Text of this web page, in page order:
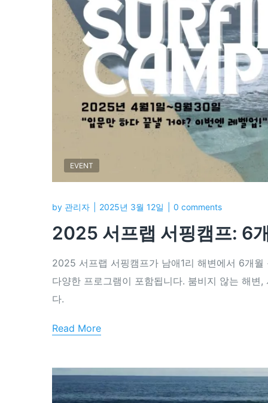
EVENT
by 관리자 2025년 3월 12일 0 comments
2025 서프랩 서핑캠프: 6
2025 서프랩 서핑캠프가 남애1리 해변에서 6개
다양한 프로그램이 포함됩니다. 붐비지 않는 해
다.
Read More